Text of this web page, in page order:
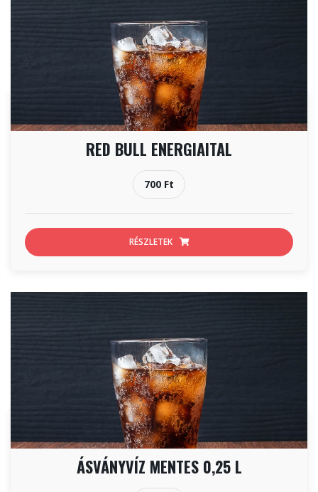
RED BULL ENERGIAITAL
700 Ft
RÉSZLETEK
ÁSVÁNYVÍZ MENTES 0,25 L